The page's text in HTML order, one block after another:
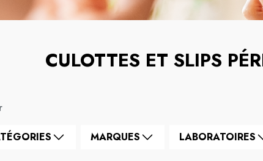
CULOTTES ET SLIPS
MARQUES LABORATOIRES